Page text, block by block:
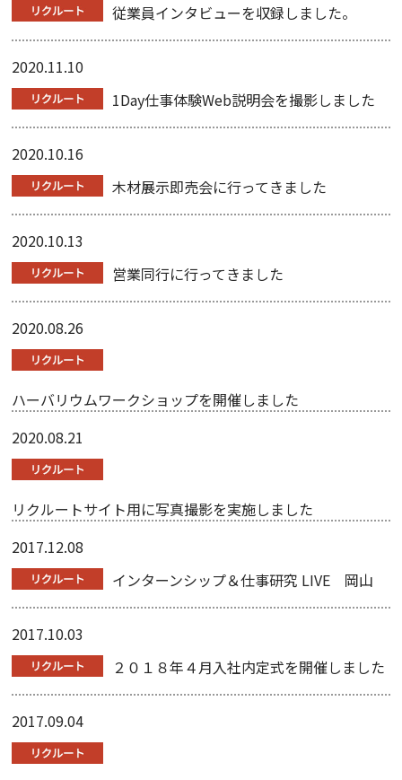
従業員インタビューを収録しました。
2020.11.10
1Day仕事体験Web説明会を撮影しました
2020.10.16
木材展示即売会に行ってきました
2020.10.13
営業同行に行ってきました
2020.08.26
ハーバリウムワークショップを開催しました
2020.08.21
リクルートサイト用に写真撮影を実施しました
2017.12.08
インターンシップ＆仕事研究 LIVE 岡山
2017.10.03
２０１８年４月入社内定式を開催しました
2017.09.04